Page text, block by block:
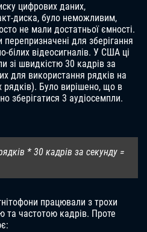
цифрових даних,
диска, було неможливим,
не мали достатньої ємності.
для зберігання
білих відеосигналів. У США ці
зі швидкістю 30 кадрів за
для використання рядків на
Було вирішено, що в
зберігатися 3 аудіосемпли.
* 30 кадрів за секунду =
працювали з трохи
та частотою кадрів. Проте